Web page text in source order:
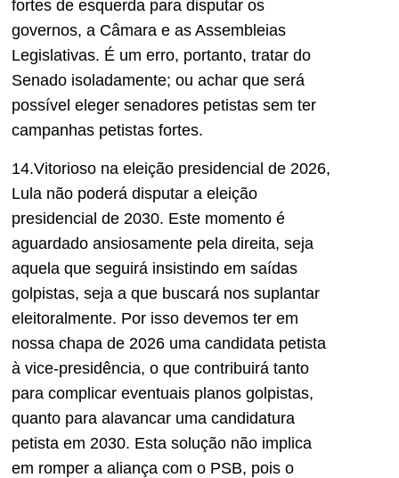
fortes de esquerda para disputar os
governos, a Câmara e as Assembleias
Legislativas. É um erro, portanto, tratar do
Senado isoladamente; ou achar que será
possível eleger senadores petistas sem ter
campanhas petistas fortes.
14.Vitorioso na eleição presidencial de 2026,
Lula não poderá disputar a eleição
presidencial de 2030. Este momento é
aguardado ansiosamente pela direita, seja
aquela que seguirá insistindo em saídas
golpistas, seja a que buscará nos suplantar
eleitoralmente. Por isso devemos ter em
nossa chapa de 2026 uma candidata petista
à vice-presidência, o que contribuirá tanto
para complicar eventuais planos golpistas,
quanto para alavancar uma candidatura
petista em 2030. Esta solução não implica
em romper a aliança com o PSB, pois o